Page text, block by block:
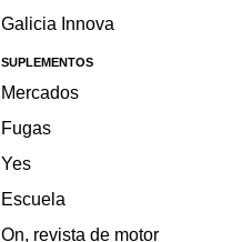
Galicia Innova
SUPLEMENTOS
Mercados
Fugas
Yes
Escuela
On, revista de motor